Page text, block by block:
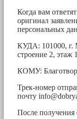
Когда вам
оригинал
персональных
КУДА: 101000, г.
строение 2, этаж
КОМУ:
Трек-номер
почту
После получения